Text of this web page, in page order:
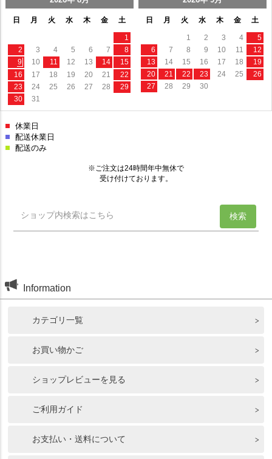
Information
カテゴリ一覧
お買い物かご
ショップレビューを見る
ご利用ガイド
お支払い・送料について